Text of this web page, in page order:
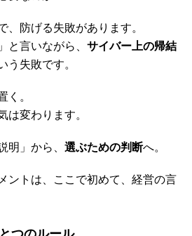
、防げる失敗があります。
と言いながら、 サイバー上の帰結
う失敗です。
く。
は変わります。
明」から、 選ぶための判断へ。
ントは、ここで初めて、経営の言